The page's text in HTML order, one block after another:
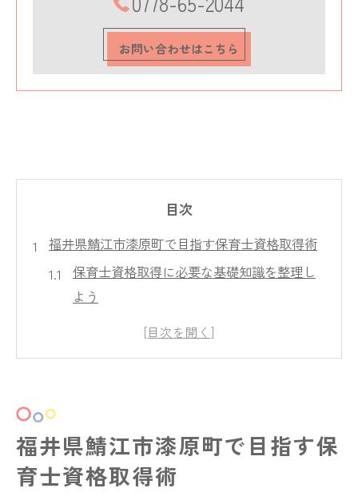
お問い合わせはこちら
目次
福井県鯖江市漆原町で目指す保育士資格取得術
保育士資格取得に必要な基礎知識を整理し
よう
鯖江市の保育士確保策と地元需要をチェッ
資格取得後の地元就職成功の秘訣とは
保育士講座を効率よく活用するための工夫
保育士講座のカリキュラム活用術と学習計
福井県鯖江市漆原町で目指す保
育士資格取得術